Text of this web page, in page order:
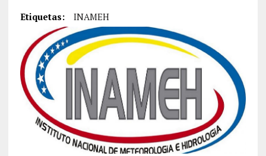
Etiquetas: INAMEH